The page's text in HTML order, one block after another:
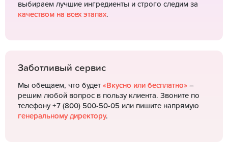
выбираем лучшие ингредиенты и строго следим за
качеством на всех этапах.
Заботливый сервис
Мы обещаем, что будет «Вкусно или бесплатно» –
решим любой вопрос в пользу клиента. Звоните по
телефону +7 (800) 500-50-05 или пишите напрямую
генеральному директору.